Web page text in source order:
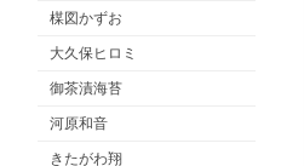
楳図かずお
大久保ヒロミ
御茶漬海苔
河原和音
きたがわ翔